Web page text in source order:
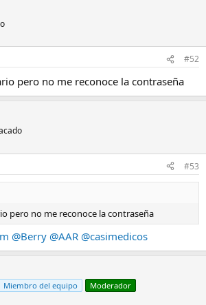
#52
pero no me reconoce la contraseña
#53
pero no me reconoce la contraseña
@Berry @AAR @casimedicos
Miembro del equipo Moderador